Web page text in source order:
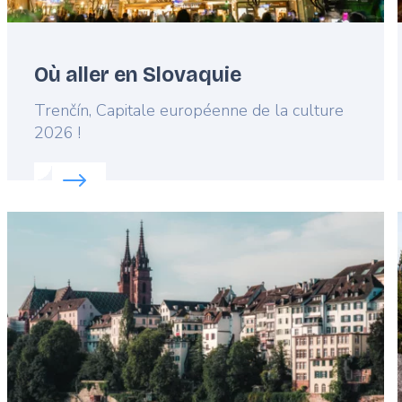
Où aller en Slovaquie
Lead
Trenčín, Capitale européenne de la culture
2026 !
Read more about: